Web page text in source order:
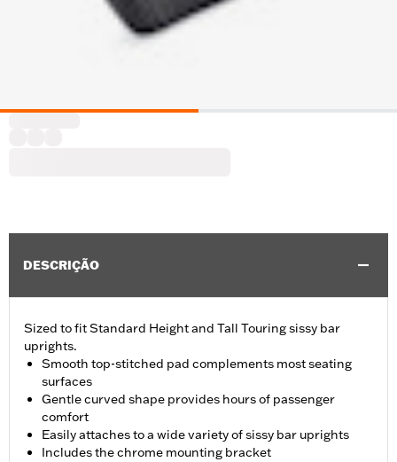
DESCRIÇÃO
Sized to fit Standard Height and Tall Touring sissy bar
uprights.
Smooth top-stitched pad complements most seating
surfaces
Gentle curved shape provides hours of passenger
comfort
Easily attaches to a wide variety of sissy bar uprights
Includes the chrome mounting bracket